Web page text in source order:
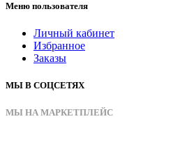
Меню пользователя
Личный кабинет
Избранное
Заказы
МЫ В СОЦСЕТЯХ
МЫ НА МАРКЕТПЛЕЙС